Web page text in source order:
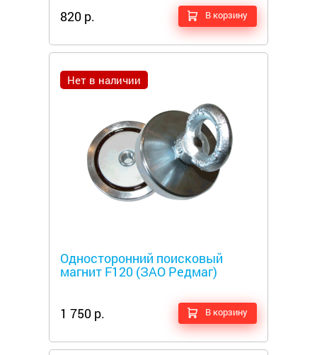
820 р.
В корзину
Нет в наличии
Односторонний поисковый
магнит F120 (ЗАО Редмаг)
1 750 р. В корзину